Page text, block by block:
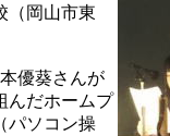
（岡山市東
優葵さんが
んだホームプ
パソコン操